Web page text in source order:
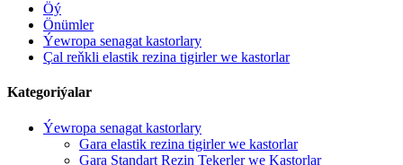
Öý
Önümler
Ýewropa senagat kastorlary
Çal reňkli elastik rezina tigirler we kastorlar
Kategoriýalar
Ýewropa senagat kastorlary
Gara elastik rezina tigirler we kastorlar
Gara Standart Rezin Tekerler we Kastorlar